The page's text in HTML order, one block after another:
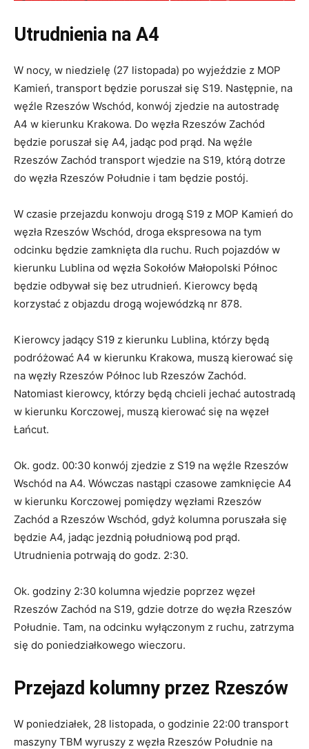
Utrudnienia na A4
W nocy, w niedzielę (27 listopada) po wyjeździe z MOP
Kamień, transport będzie poruszał się S19. Następnie, na
węźle Rzeszów Wschód, konwój zjedzie na autostradę
A4 w kierunku Krakowa. Do węzła Rzeszów Zachód
będzie poruszał się A4, jadąc pod prąd. Na węźle
Rzeszów Zachód transport wjedzie na S19, którą dotrze
do węzła Rzeszów Południe i tam będzie postój.
W czasie przejazdu konwoju drogą S19 z MOP Kamień do
węzła Rzeszów Wschód, droga ekspresowa na tym
odcinku będzie zamknięta dla ruchu. Ruch pojazdów w
kierunku Lublina od węzła Sokołów Małopolski Północ
będzie odbywał się bez utrudnień. Kierowcy będą
korzystać z objazdu drogą wojewódzką nr 878.
Kierowcy jadący S19 z kierunku Lublina, którzy będą
podróżować A4 w kierunku Krakowa, muszą kierować się
na węzły Rzeszów Północ lub Rzeszów Zachód.
Natomiast kierowcy, którzy będą chcieli jechać autostradą
w kierunku Korczowej, muszą kierować się na węzeł
Łańcut.
Ok. godz. 00:30 konwój zjedzie z S19 na węźle Rzeszów
Wschód na A4. Wówczas nastąpi czasowe zamknięcie A4
w kierunku Korczowej pomiędzy węzłami Rzeszów
Zachód a Rzeszów Wschód, gdyż kolumna poruszała się
będzie A4, jadąc jezdnią południową pod prąd.
Utrudnienia potrwają do godz. 2:30.
Ok. godziny 2:30 kolumna wjedzie poprzez węzeł
Rzeszów Zachód na S19, gdzie dotrze do węzła Rzeszów
Południe. Tam, na odcinku wyłączonym z ruchu, zatrzyma
się do poniedziałkowego wieczoru.
Przejazd kolumny przez Rzeszów
W poniedziałek, 28 listopada, o godzinie 22:00 transport
maszyny TBM wyruszy z węzła Rzeszów Południe na